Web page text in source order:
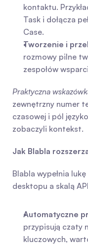
kontaktu.
Task i dołącza
Case.
Tworzenie i
rozmowy pilne
zespołów
Praktyczna
zewnętrzny numer
czasowej i pól
zobaczyli kontekst.
Jak Blabla
Blabla wypełnia
desktopu a skalą
Automatyczne
przypisują czaty
kluczowych,